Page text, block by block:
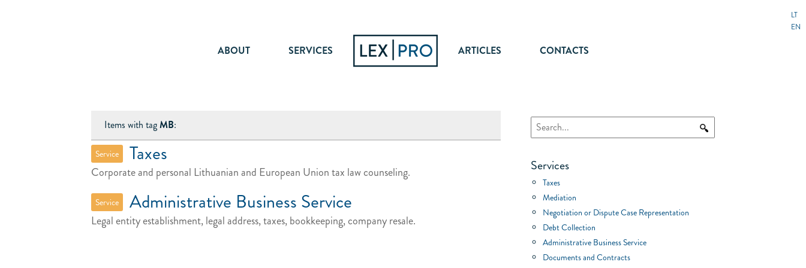
ABOUT SERVICES ARTICLES CONTACTS
LT
EN
Items with tagMB:
Service Taxes
Corporate and personal Lithuanian and European Union tax law counseling.
Service Administrative Business Service
Legal entity establishment, legal address, taxes, bookkeeping, company resale.
Services
Taxes
Mediation
Negotiation or Dispute Case Representation
Debt Collection
Administrative Business Service
Documents and Contracts